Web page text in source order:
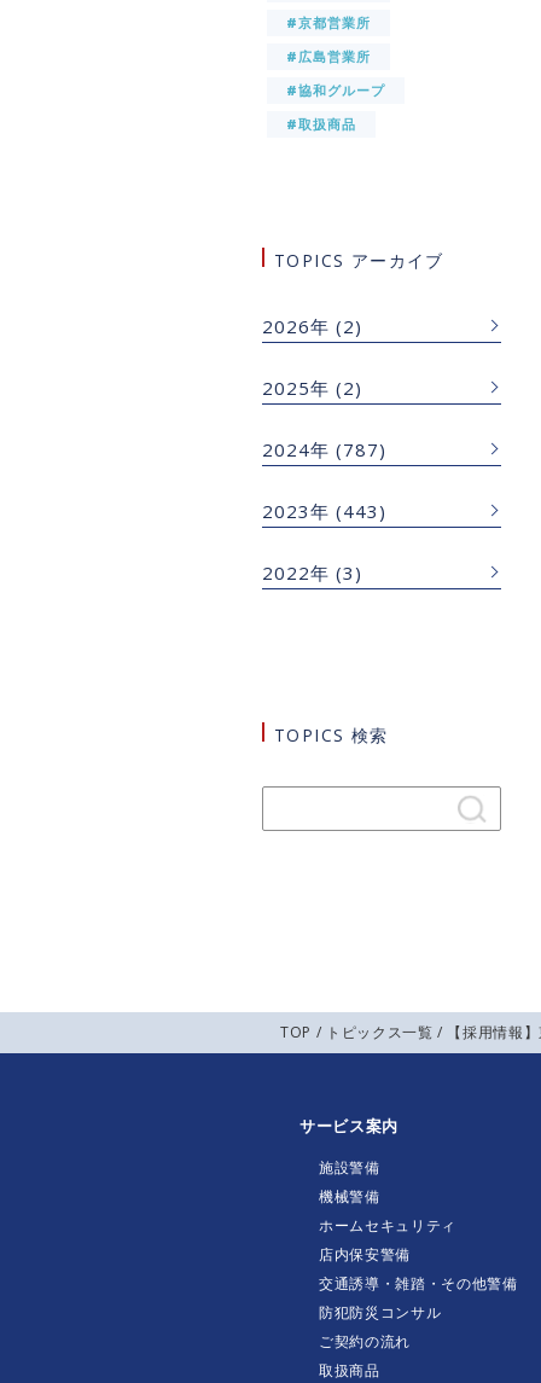
#京都営業所
#広島営業所
#協和グループ
#取扱商品
TOPICS アーカイブ
2026年 (2)
2025年 (2)
2024年 (787)
2023年 (443)
2022年 (3)
TOPICS 検索
TOP / トピックス一覧 / 【採用情報
サービス案内
施設警備
機械警備
ホームセキュリティ
店内保安警備
交通誘導・雑踏・その他警備
防犯防災コンサル
ご契約の流れ
取扱商品